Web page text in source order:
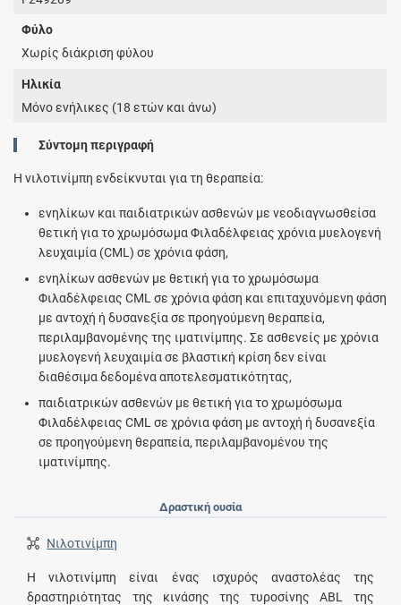
Φύλο
Χωρίς διάκριση φύλου
Ηλικία
Μόνο ενήλικες (18 ετών και άνω)
Σύντομη περιγραφή
Η νιλοτινίμπη ενδείκνυται για τη θεραπεία:
ενηλίκων και παιδιατρικών ασθενών με νεοδιαγνωσθείσα
θετική για το χρωμόσωμα Φιλαδέλφειας χρόνια μυελογενή
λευχαιμία (CML) σε χρόνια φάση,
ενηλίκων ασθενών με θετική για το χρωμόσωμα
Φιλαδέλφειας CML σε χρόνια φάση και επιταχυνόμενη φάση
με αντοχή ή δυσανεξία σε προηγούμενη θεραπεία,
περιλαμβανομένης της ιματινίμπης. Σε ασθενείς με χρόνια
μυελογενή λευχαιμία σε βλαστική κρίση δεν είναι
διαθέσιμα δεδομένα αποτελεσματικότητας,
παιδιατρικών ασθενών με θετική για το χρωμόσωμα
Φιλαδέλφειας CML σε χρόνια φάση με αντοχή ή δυσανεξία
σε προηγούμενη θεραπεία, περιλαμβανομένου της
ιματινίμπης.
Δραστική ουσία
Νιλοτινίμπη
Η νιλοτινίμπη είναι ένας ισχυρός αναστολέας της
δραστηριότητας της κινάσης της τυροσίνης ABL της